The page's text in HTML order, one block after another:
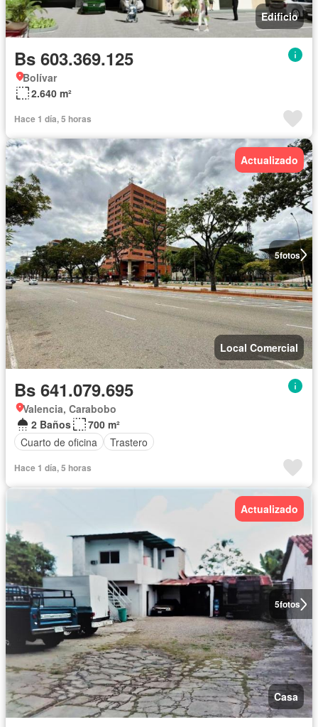
Edificio
Bs 603.369.125
Bolívar
2.640 m²
Hace 1 día, 5 horas
5fotos
Actualizado
Local Comercial
Bs 641.079.695
Valencia, Carabobo
2 Baños
700 m²
Cuarto de oficina
Trastero
Hace 1 día, 5 horas
5fotos
Actualizado
Casa